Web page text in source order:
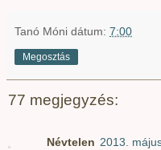
Tanó Móni dátum: 7:00
Megosztás
77 megjegyzés:
Névtelen 2013.